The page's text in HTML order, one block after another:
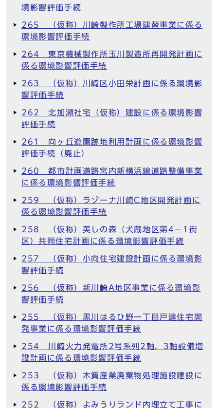
境影響評価手続
265 （仮称）川崎製作所工場建替事業に係る
環境影響評価手続
264 東京機械製作所玉川製造所再開発計画に
係る環境影響評価手続
263 （仮称）川崎区小田栄計画に係る環境影
響評価手続
262 北加瀬社宅（仮称）建設に係る環境影響
評価手続
261 向ヶ丘遊園跡地利用計画に係る環境影響
評価手続（廃止）
260 都市計画道路宮内新横浜線道路整備事業
に係る環境影響評価手続
259 （仮称）ラゾーナ川崎C地区開発計画に
係る環境影響評価手続
258 （仮称）美しの森（犬蔵地区第4－1街
区）共同住宅計画に係る環境影響評価手続
257 （仮称）小向住宅建設計画に係る環境影
響評価手続
256 （仮称）新川崎A地区事業に係る環境影
響評価手続
255 （仮称）黒川はるひ野一丁目戸建住宅開
発事業に係る環境影響評価手続
254 川崎火力発電所2号系列2軸，3軸設備増
設計画に係る環境影響評価手続
253 （仮称）木質産業廃棄物処理施設建設に
係る環境影響評価手続
252 （仮称）よみうりランド内埋立て工事に